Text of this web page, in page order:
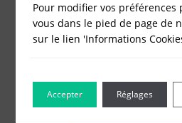
Pour modifier vos préférences
vous dans le pied de page de
sur le lien 'Informations
Accepter Réglages